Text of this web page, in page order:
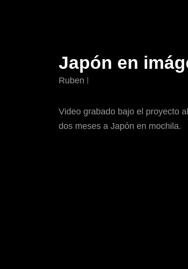
Japón en
Ruben
Video grabado bajo el proyecto
dos meses a Japón en mochila.